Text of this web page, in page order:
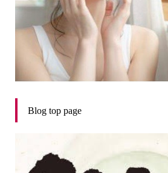
Blog top page